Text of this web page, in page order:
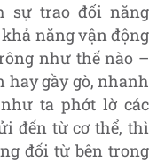
sự trao đổi năng
năng vận động
như thế nào –
hay gầy gò, nhanh
ta phớt lờ các
đến từ cơ thể, thì
đối từ bên trong